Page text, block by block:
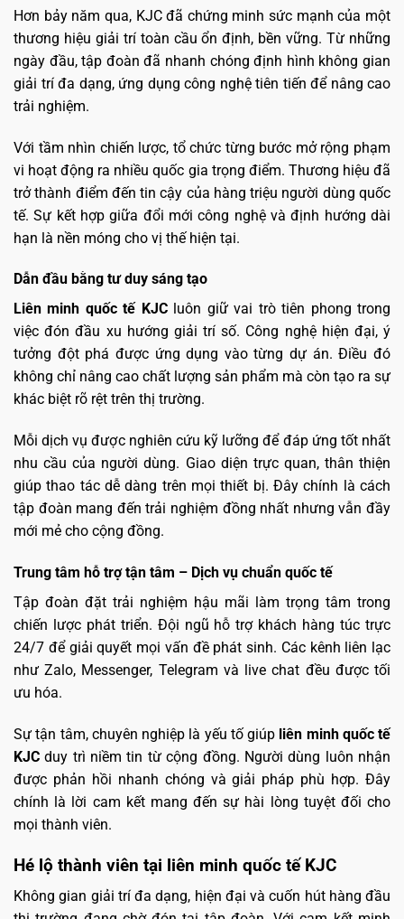
Hơn bảy năm qua, KJC đã chứng minh sức mạnh của một
thương hiệu giải trí toàn cầu ổn định, bền vững. Từ những
ngày đầu, tập đoàn đã nhanh chóng định hình không gian
giải trí đa dạng, ứng dụng công nghệ tiên tiến để nâng cao
trải nghiệm.
Với tầm nhìn chiến lược, tổ chức từng bước mở rộng phạm
vi hoạt động ra nhiều quốc gia trọng điểm. Thương hiệu đã
trở thành điểm đến tin cậy của hàng triệu người dùng quốc
tế. Sự kết hợp giữa đổi mới công nghệ và định hướng dài
hạn là nền móng cho vị thế hiện tại.
Dẫn đầu bằng tư duy sáng tạo
Liên minh quốc tế KJCluôn giữ vai trò tiên phong trong
việc đón đầu xu hướng giải trí số. Công nghệ hiện đại, ý
tưởng đột phá được ứng dụng vào từng dự án. Điều đó
không chỉ nâng cao chất lượng sản phẩm mà còn tạo ra sự
khác biệt rõ rệt trên thị trường.
Mỗi dịch vụ được nghiên cứu kỹ lưỡng để đáp ứng tốt nhất
nhu cầu của người dùng. Giao diện trực quan, thân thiện
giúp thao tác dễ dàng trên mọi thiết bị. Đây chính là cách
tập đoàn mang đến trải nghiệm đồng nhất nhưng vẫn đầy
mới mẻ cho cộng đồng.
Trung tâm hỗ trợ tận tâm – Dịch vụ chuẩn quốc tế
Tập đoàn đặt trải nghiệm hậu mãi làm trọng tâm trong
chiến lược phát triển. Đội ngũ hỗ trợ khách hàng túc trực
24/7 để giải quyết mọi vấn đề phát sinh. Các kênh liên lạc
như Zalo, Messenger, Telegram và live chat đều được tối
ưu hóa.
Sự tận tâm, chuyên nghiệp là yếu tố giúp liên minh quốc tế
KJC duy trì niềm tin từ cộng đồng. Người dùng luôn nhận
được phản hồi nhanh chóng và giải pháp phù hợp. Đây
chính là lời cam kết mang đến sự hài lòng tuyệt đối cho
mọi thành viên.
Hé lộ thành viên tại liên minh quốc tế KJC
Không gian giải trí đa dạng, hiện đại và cuốn hút hàng đầu